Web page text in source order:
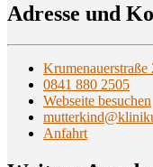
Adres­se und
0841 880 2505
Webseite besuchen
Anfahrt